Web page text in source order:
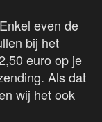
even de
bij het
euro op je
Als dat
wij het ook